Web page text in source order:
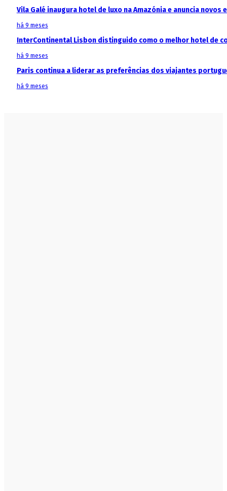
Vila Galé inaugura hotel de luxo na Amazónia e anuncia
há 9 meses
InterContinental Lisbon distinguido como o melhor hotel de
há 9 meses
Paris continua a liderar as preferências dos viajantes
há 9 meses